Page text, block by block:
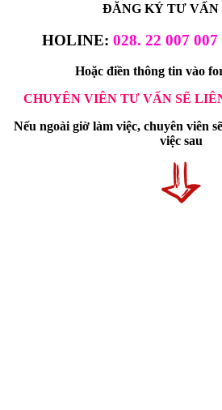
ĐĂNG KÝ TƯ VẤN
HOLINE: 028. 22 007
Hoặc điền thông tin vào
CHUYÊN VIÊN TƯ VẤN SẼ
Nếu ngoài giờ làm việc, chuyên viên
việc sau